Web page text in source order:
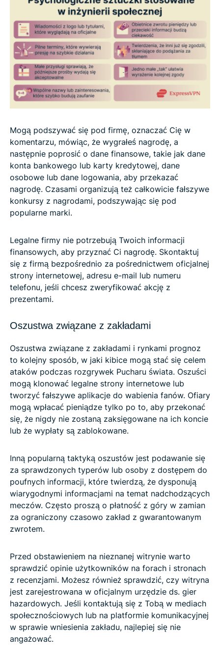
Mogą podszywać się pod firmę, oznaczać Cię w
komentarzu, mówiąc, że wygrałeś nagrodę, a
następnie poprosić o dane finansowe, takie jak dane
konta bankowego lub karty kredytowej, dane
osobowe lub dane logowania, aby przekazać
nagrodę. Czasami organizują też całkowicie fałszywe
konkursy z nagrodami, podszywając się pod
popularne marki.
Legalne firmy nie potrzebują Twoich informacji
finansowych, aby przyznać Ci nagrodę. Skontaktuj
się z firmą bezpośrednio za pośrednictwem oficjalnej
strony internetowej, adresu e-mail lub numeru
telefonu, jeśli chcesz zweryfikować akcję z
prezentami.
Oszustwa związane z zakładami
Oszustwa związane z zakładami i rynkami prognoz
to kolejny sposób, w jaki kibice mogą stać się celem
ataków podczas rozgrywek Pucharu świata. Oszuści
mogą klonować legalne strony internetowe lub
tworzyć fałszywe aplikacje do wabienia fanów. Ofiary
mogą wpłacać pieniądze tylko po to, aby przekonać
się, że nigdy nie zostaną zaksięgowane na ich koncie
lub że wypłaty są zablokowane.
Inną popularną taktyką oszustów jest podawanie się
za sprawdzonych typerów lub osoby z dostępem do
poufnych informacji, które twierdzą, że dysponują
wiarygodnymi informacjami na temat nadchodzących
meczów. Często proszą o płatność z góry w zamian
za ograniczony czasowo zakład z gwarantowanym
zwrotem.
Przed obstawieniem na nieznanej witrynie warto
sprawdzić opinie użytkowników na forach i stronach
z recenzjami. Możesz również sprawdzić, czy witryna
jest zarejestrowana w oficjalnym urzędzie ds. gier
hazardowych. Jeśli kontaktują się z Tobą w mediach
społecznościowych lub na platformie komunikacyjnej
w sprawie wniesienia zakładu, najlepiej się nie
angażować.